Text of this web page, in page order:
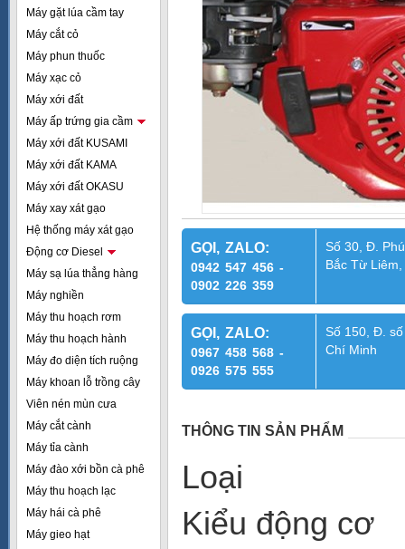
Máy gặt lúa cầm tay
Máy cắt cỏ
Máy phun thuốc
Máy xạc cỏ
Máy xới đất
Máy ấp trứng gia cầm
Máy xới đất KUSAMI
Máy xới đất KAMA
Máy xới đất OKASU
Máy xay xát gạo
Hệ thống máy xát gạo
Động cơ Diesel
Máy sạ lúa thẳng hàng
Máy nghiền
Máy thu hoạch rơm
Máy thu hoạch hành
Máy đo diện tích ruộng
Máy khoan lỗ trồng cây
Viên nén mùn cưa
Máy cắt cành
Máy tỉa cành
Máy đào xới bồn cà phê
Máy thu hoạch lạc
Máy hái cà phê
Máy gieo hạt
GỌI, ZALO:
0942 547 456 -
0902 226 359
Số 30, Đ.
Bắc Từ
GỌI, ZALO:
0967 458 568 -
0926 575 555
Số 150, Đ.
Chí Minh
THÔNG TIN SẢN PHẨM
Loại :
Kiểu